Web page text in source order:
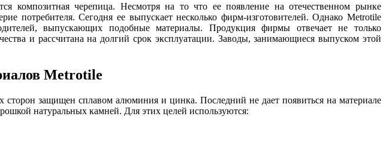
композитная черепица. Несмотря на то что ее появление на отечественном рынке
потребителя. Сегодня ее выпускает несколько фирм-изготовителей. Однако Metrotile
выпускающих подобные материалы. Продукция фирмы отвечает не только
и рассчитана на долгий срок эксплуатации. Заводы, занимающиеся выпуском этой
Metrotile
сторон защищен сплавом алюминия и цинка. Последний не дает появиться на материале
натуральных камней. Для этих целей используются: